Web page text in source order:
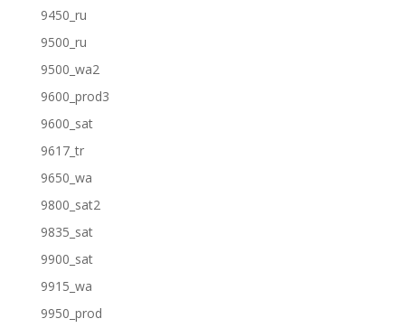
9450_ru
9500_ru
9500_wa2
9600_prod3
9600_sat
9617_tr
9650_wa
9800_sat2
9835_sat
9900_sat
9915_wa
9950_prod